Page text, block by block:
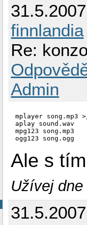
finnlandia
Re:
Admin
mplayer song.mp3
aplay sound.wav
mpg123 song.mp3
ogg123 song.ogg
Ale s
Užívej